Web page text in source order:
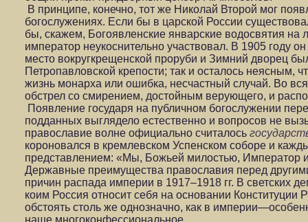
В принципе, конечно, тот же Николай Второй мог
богослужениях. Если бы в царской России
бы, скажем, Богоявленские январские водосвятия на
император неукоснительно участвовал. В 1905 году
место вокругкрещенской проруби и Зимний дворец
Петропавловской крепости; так и осталось неясным,
жизнь монарха или ошибка, несчастный случай. Во
обстрел со смирением, достойным верующего, и
Появление государя на публичном богослужении
подданных выглядело естественно и вопросов не
православие волне официально считалось
короновался в кремлевском Успенском соборе и
представлением: «Мы, Божьей милостью, Император
Державные преимущества православия перед
причин распада империи в 1917–1918 гг. В светских
коим Россия относит себя на основании Конституции
обстоять столь же однозначно, как в
наше многоконфессиональное.